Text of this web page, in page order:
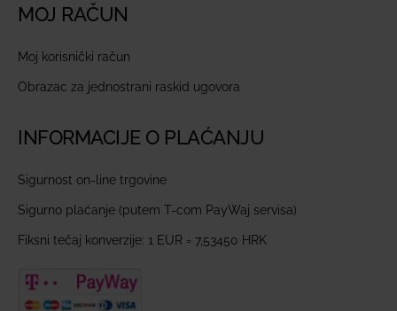
MOJ RAČUN
Moj korisnički račun
Obrazac za jednostrani raskid ugovora
INFORMACIJE O PLAĆANJU
Sigurnost on-line trgovine
Sigurno plaćanje (putem T-com PayWaj servisa)
Fiksni tečaj konverzije: 1 EUR = 7,53450 HRK